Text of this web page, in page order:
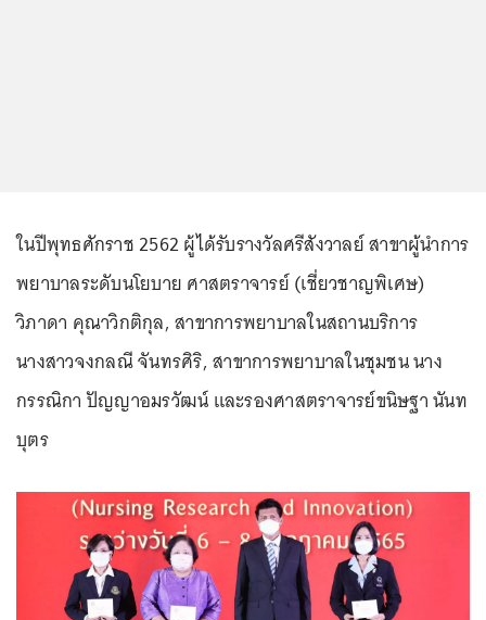
ในปีพุทธศักราช 2562 ผู้ได้รับรางวัลศรีสังวาลย์ สาขาผู้นำการ
พยาบาลระดับนโยบาย ศาสตราจารย์ (เชี่ยวชาญพิเศษ)
วิภาดา คุณาวิกติกุล, สาขาการพยาบาลในสถานบริการ
นางสาวจงกลณี จันทรศิริ, สาขาการพยาบาลในชุมชน นาง
กรรณิกา ปัญญาอมรวัฒน์ และรองศาสตราจารย์ขนิษฐา นันท
บุตร